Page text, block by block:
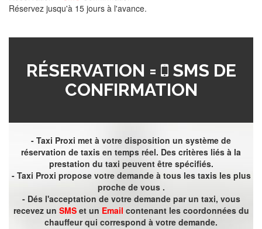
Réservez jusqu'à 15 jours à l'avance.
RÉSERVATION =
SMS DE
CONFIRMATION
- Taxi Proxi met à votre disposition un système de
réservation de taxis en temps réel. Des critères liés à la
prestation du taxi peuvent être spécifiés.
- Taxi Proxi propose votre demande à tous les taxis les plus
proche de vous .
- Dés l'acceptation de votre demande par un taxi, vous
recevez un SMSet un Email contenant les coordonnées du
chauffeur qui correspond à votre demande.